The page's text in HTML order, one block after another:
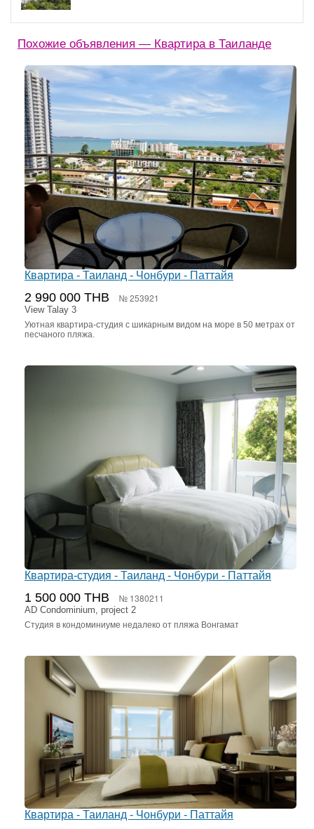
Похожие объявления — Квартира в Таиланде
Квартира - Таиланд - Чонбури - Паттайя
2 990 000 THB № 253921
View Talay 3
Уютная квартира-студия с шикарным видом на море в 50 метрах от
песчаного пляжа.
Квартира-студия - Таиланд - Чонбури - Паттайя
1 500 000 THB № 1380211
AD Condominium, project 2
Студия в кондоминиуме недалеко от пляжа Вонгамат
Квартира - Таиланд - Чонбури - Паттайя